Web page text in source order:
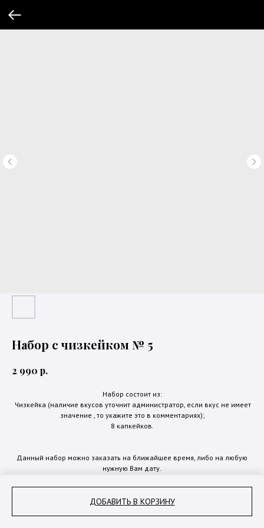
Набор с чизкейком № 5
2 990 р.
ДОБАВИТЬ В КОРЗИНУ
Набор состоит из:
Чизкейка (наличие вкусов уточнит администратор, если вкус не имеет
значение , то укажите это в комментариях);
8 капкейков.
Данный набор можно заказать на ближайшее время, либо на любую
нужную Вам дату.